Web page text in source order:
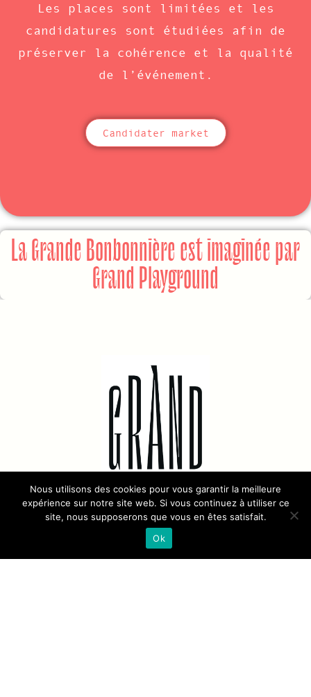
Les places sont limitées et les
candidatures sont étudiées afin de
préserver la cohérence et la qualité
de l’événement.
Candidater market
La Grande Bonbonnière est imaginée par
Grand Playground
Grand Playground imagine et active des
événements, pop-up stores et
Nous utilisons des cookies pour vous garantir la meilleure
expérience sur notre site web. Si vous continuez à utiliser ce
site, nous supposerons que vous en êtes satisfait.
Ok